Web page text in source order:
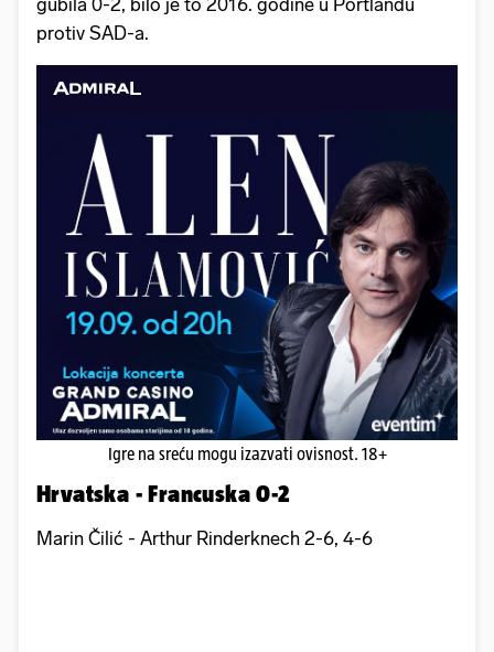
protiv SAD-a.
Igre na sreću mogu izazvati ovisnost. 18+
Hrvatska - Francuska 0-2
Marin Čilić - Arthur Rinderknech 2-6, 4-6